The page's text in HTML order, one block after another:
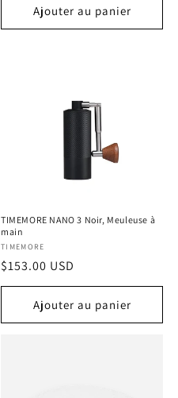
Ajouter au panier
TIMEMORE NANO 3 Noir, Meuleuse à
main
Fournisseur :
TIMEMORE
Prix
habituel
$153.00 USD
Ajouter au panier